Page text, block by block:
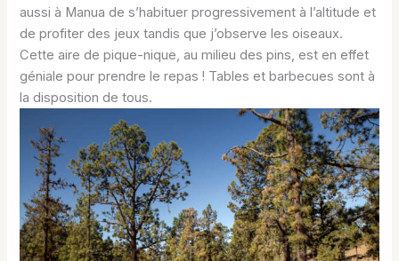
aussi à Manua de s’habituer progressivement à l’altitude et
de profiter des jeux tandis que j’observe les oiseaux.
Cette aire de pique-nique, au milieu des pins, est en effet
géniale pour prendre le repas ! Tables et barbecues sont à
la disposition de tous.